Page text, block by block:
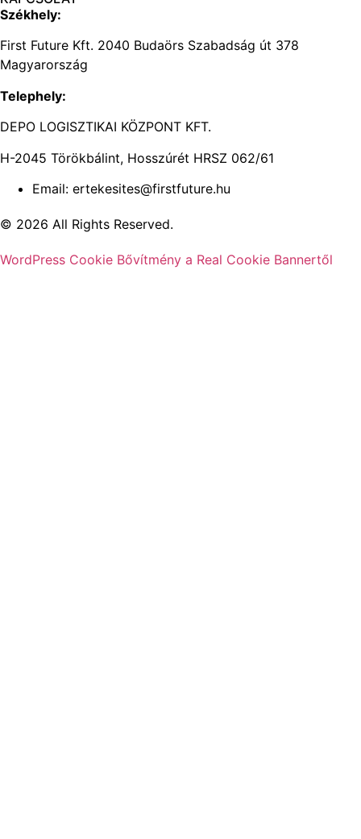
Székhely:
First Future Kft. 2040 Budaörs Szabadság út 378
Magyarország
Telephely:
DEPO LOGISZTIKAI KÖZPONT KFT.
H-2045 Törökbálint, Hosszúrét HRSZ 062/61
Email: ertekesites@firstfuture.hu
© 2026 All Rights Reserved.
WordPress Cookie Bővítmény a Real Cookie Bannertől